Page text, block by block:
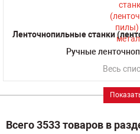
Ленточнопильные станки
Ручные
Весь
Всего 3533 товаров в